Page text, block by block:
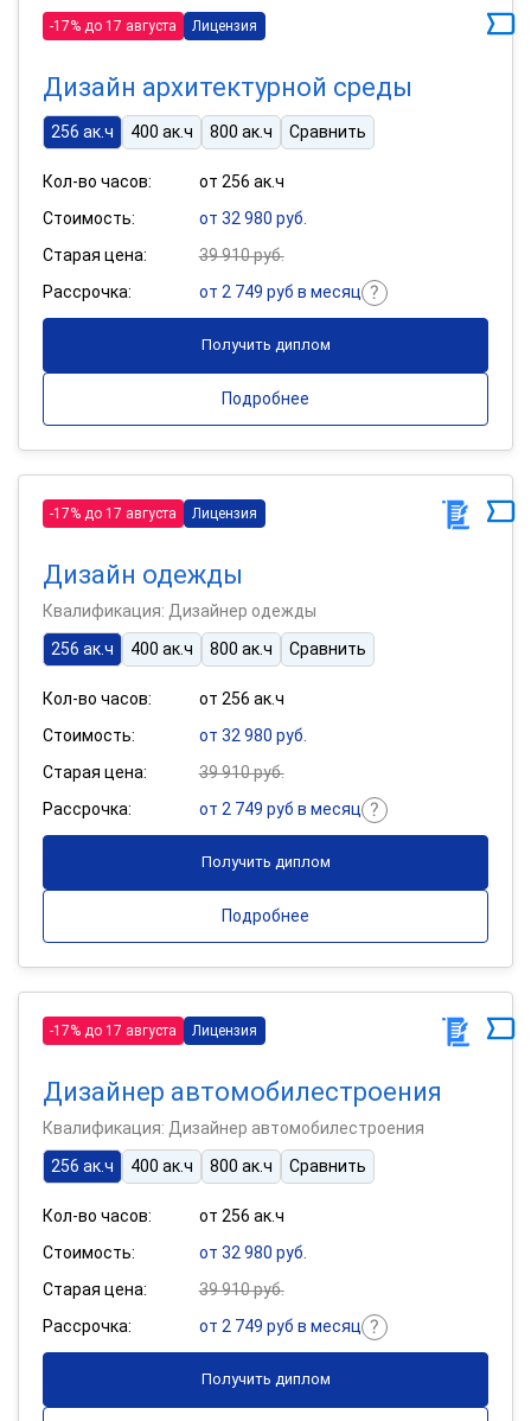
-17% до 17 августа Лицензия
Дизайн архитектурной среды
256 ак.ч 400 ак.ч 800 ак.ч Сравнить
Кол-во часов:
от 256 ак.ч
Стоимость:
от 32 980 руб.
Старая цена:
39 910 руб.
Рассрочка:
от 2 749 руб в месяц
Получить диплом
Подробнее
-17% до 17 августа Лицензия
Дизайн одежды
Квалификация: Дизайнер одежды
256 ак.ч
400 ак.ч 800 ак.ч Сравнить
Кол-во часов:
от 256 ак.ч
Стоимость:
от 32 980 руб.
Старая цена:
39 910 руб.
Рассрочка:
от 2 749 руб в месяц
Получить диплом
Подробнее
-17% до 17 августа Лицензия
Дизайнер автомобилестроения
Квалификация: Дизайнер автомобилестроения
256 ак.ч
400 ак.ч 800 ак.ч Сравнить
Кол-во часов:
от 256 ак.ч
Стоимость:
от 32 980 руб.
Старая цена:
39 910 руб.
Рассрочка:
от 2 749 руб в месяц
Получить диплом